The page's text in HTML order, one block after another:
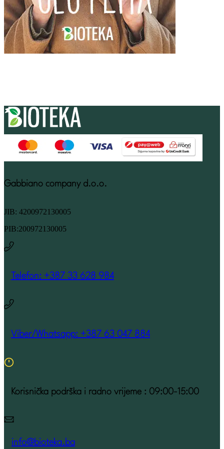
Gabbiano company d.o.o.
JIB: 4200972130005
PIB:200972130005
Telefon: +387 33 628 984
Viber/Whatsapp: +387 63 047 884
Korisnička podrška i radno vrijeme : 09:00-15:00
info@bioteka.ba